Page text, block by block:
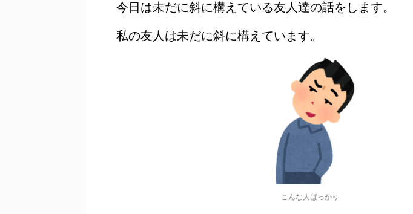
今日は未だに斜に構えている友人達の話をします。
私の友人は未だに斜に構えています。
こんな人ばっかり